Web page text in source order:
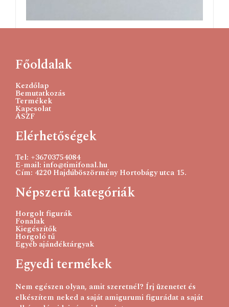
Főoldalak
Kezdőlap
Bemutatkozás
Termékek
Kapcsolat
ÁSZF
Elérhetőségek
Tel: +36703754084
E-mail: info@timifonal.hu
Cím: 4220 Hajdúböszörmény Hortobágy utca 15.
Népszerű kategóriák
Horgolt figurák
Fonalak
Kiegészítők
Horgoló tű
Egyéb ajándéktárgyak
Egyedi termékek
Nem egészen olyan, amit szeretnél? Írj üzenetet és
elkészítem neked a saját amigurumi figurádat a saját